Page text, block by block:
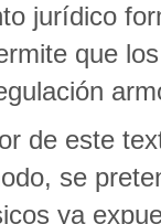
jurídico
que
de este
se
ya